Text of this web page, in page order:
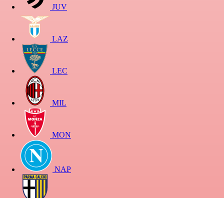
JUV
LAZ
LEC
MIL
MON
NAP